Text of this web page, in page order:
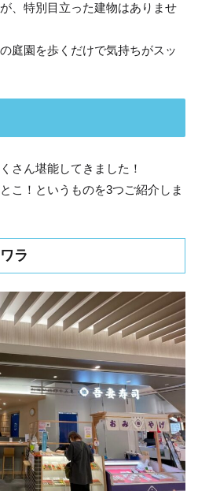
、特別目立った建物はありませ
庭園を歩くだけで気持ちがスッ
さん堪能してきました！
こ！というものを3つご紹介しま
ラ